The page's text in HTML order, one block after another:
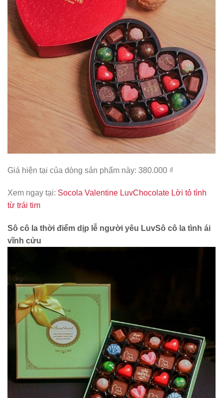
Giá hiện tại của dòng sản phẩm này: 380.000 ₫
Xem ngay tại: Socola Valentine LuvChocolate Lời tỏ tình
từ trái tim
Sô cô la thời điểm dịp lễ người yêu LuvSô cô la tình ái
vĩnh cửu